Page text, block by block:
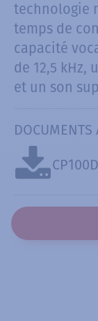
technologie
temps de
capacité
de 12,5
et un son
DOCUMENTS